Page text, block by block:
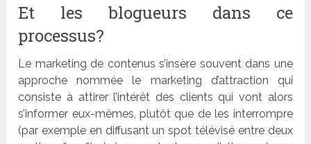
Et les blogueurs dans ce
processus?
Le marketing de contenus s’insère souvent dans une
approche nommée le marketing d’attraction qui
consiste à attirer l’intérêt des clients qui vont alors
s’informer eux-mêmes, plutôt que de les interrompre
(par exemple en diffusant un spot télévisé entre deux